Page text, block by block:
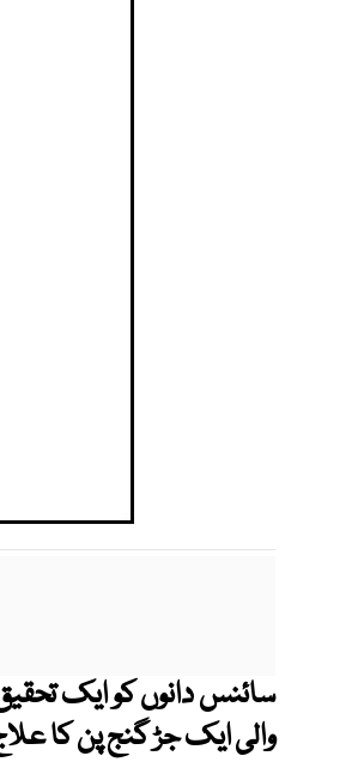
سائنس دانوں کو ایک
والی ایک جڑ گنج پن کا